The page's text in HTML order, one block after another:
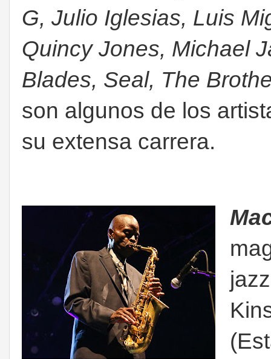
G, Julio Iglesias, Luis
Quincy Jones, Michael
Blades, Seal, The
son algunos de los
su extensa carrera.